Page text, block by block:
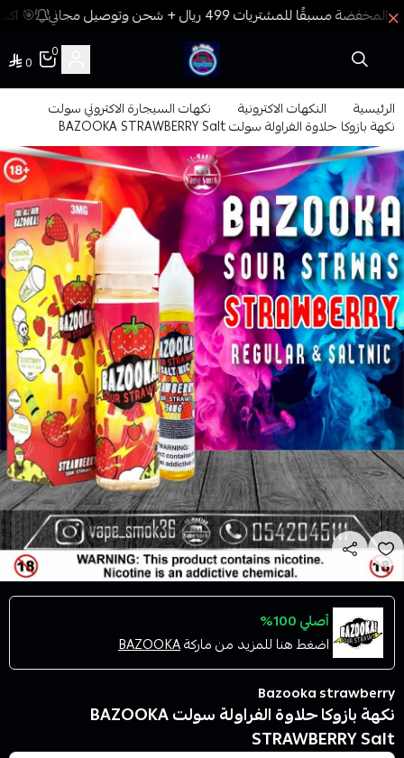
🎯
فيب المدينة
0
0
الرئيسية النكهات الاكترونية نكهات السيجارة الاكتروني سولت
نكهة بازوكا حلاوة الفراولة سولت BAZOOKA STRAWBERRY Salt
أصلي 100%
اضغط هنا للمزيد من ماركةBAZOOKA
Bazooka strawberry
نكهة بازوكا حلاوة الفراولة سولت BAZOOKA
STRAWBERRY Salt